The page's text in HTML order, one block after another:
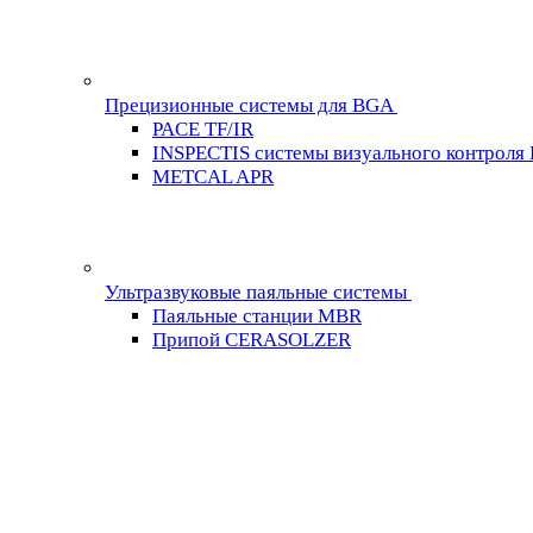
Прецизионные системы для BGA
PACE TF/IR
INSPECTIS системы визуального контроля
METCAL APR
Ультразвуковые паяльные системы
Паяльные станции MBR
Припой CERASOLZER